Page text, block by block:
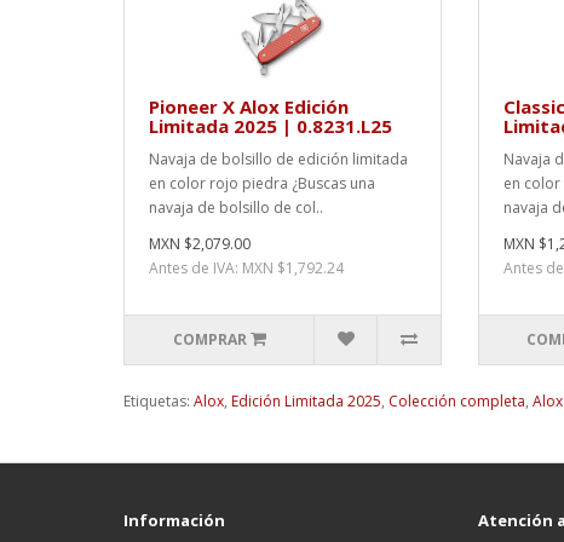
Pioneer X Alox Edición
Limitada 2025 | 0.8231.L25
Navaja de bolsillo de edición limitada
en color rojo piedra ¿Buscas una
navaja de bolsillo de col..
MXN $2,079.00
Antes de IVA: MXN $1,792.24
COMPRAR
Navaja
en color
navaja
MXN
Antes
Etiquetas: Alox, Edición Limitada 2025, Colección completa,
Información Atención